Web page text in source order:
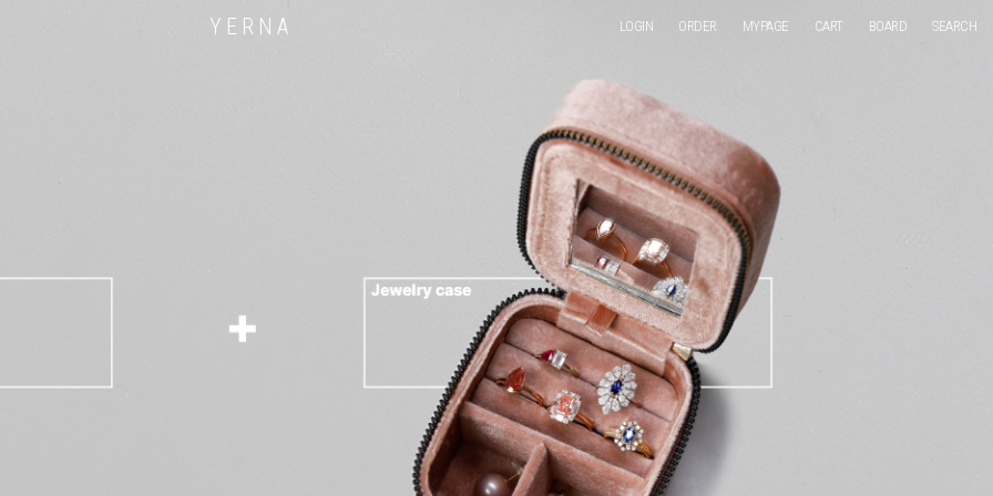
Y E R N A LOGIN ORDER MYPAGE CART BOARD SEARCH